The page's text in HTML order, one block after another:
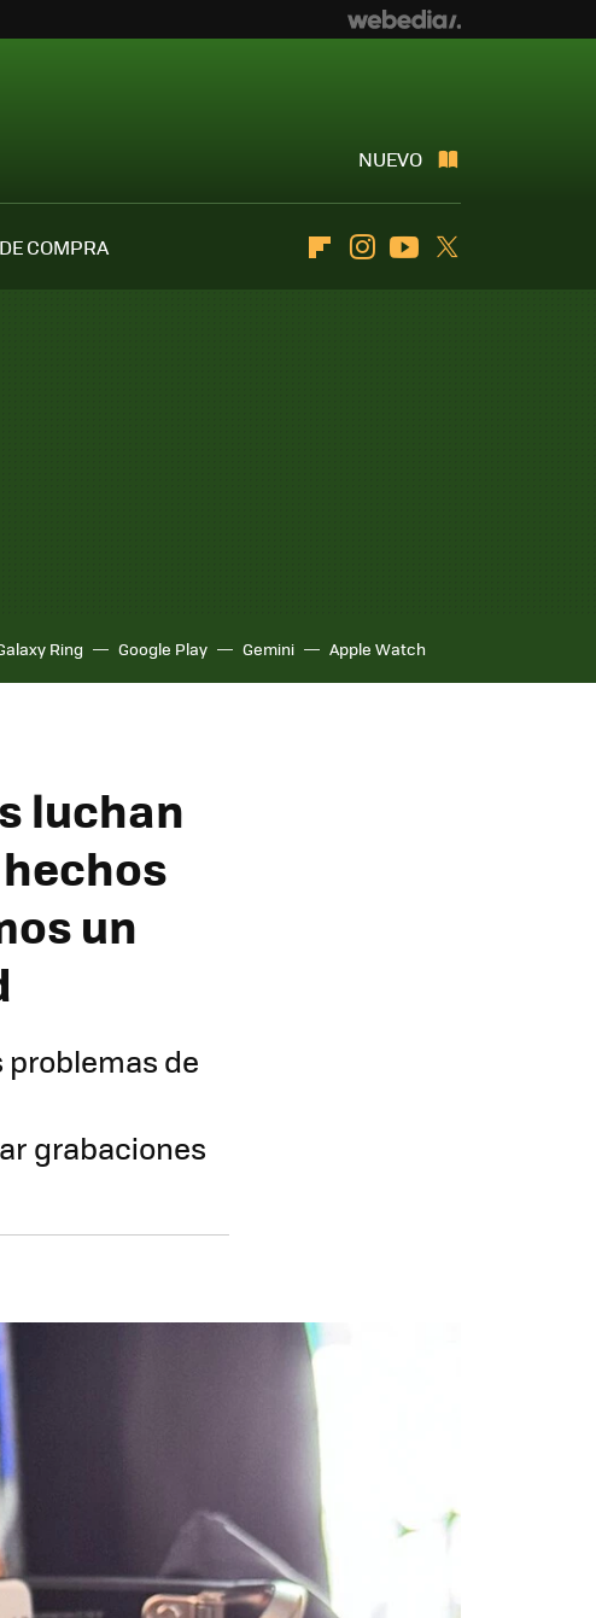
NUEVO
COMPRA
FlipboardInstagramYoutube
Ring Google Play Gemini Apple Watch
luchan
un
de
grabaciones